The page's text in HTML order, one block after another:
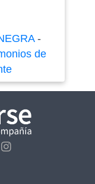
-
de